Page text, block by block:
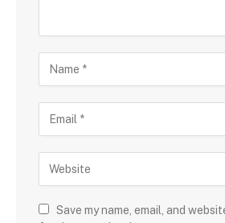
Save my name, email, and